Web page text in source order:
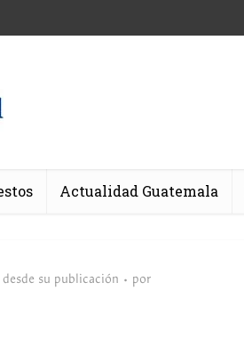
Actualidad Guatemala
desde su publicación por